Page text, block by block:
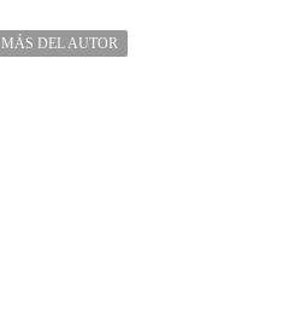
MÁS DEL AUTOR